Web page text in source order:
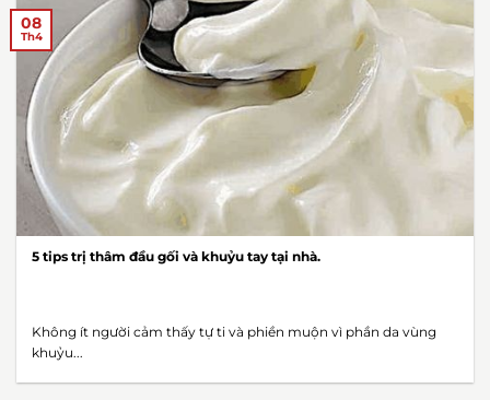
5 tips trị thâm đầu gối và khuỷu tay tại nhà.
Không ít người cảm thấy tự ti và phiền muộn vì phần da vùng
khuỷu...
08
Th4